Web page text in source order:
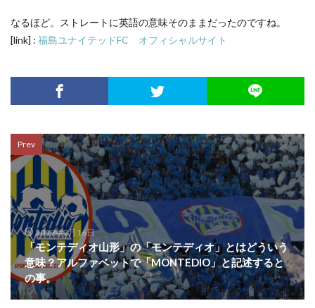
なるほど。ストレートに英語の意味そのままだったのですね。
[link] : 福島ユナイテッドFC オフィシャルサイト
Prev
2019年2月16日
「モンテディオ山形」の「モンテディオ」とはどういう
意味？アルファベットで「MONTEDIO」と記述すると
の事。